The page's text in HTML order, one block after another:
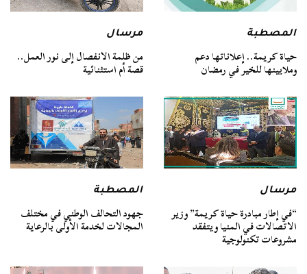
المصطبة
حياة كريمة.. إعلاناتها دعم
وملايينها للخير في رمضان
مرسال
من ظلمة الانفصال إلى نور العمل..
قصة أم استثنائية
مرسال
“في إطار مبادرة حياة كريمة” وزير
الاتصالات في المنيا ويتفقد
مشروعات تكنولوجية
المصطبة
جهود التحالف الوطني في مختلف
المجالات لخدمة الأولى بالرعاية